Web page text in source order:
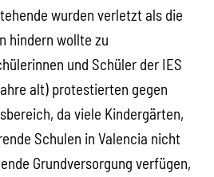
wurden verletzt als die
hindern wollte zu
und Schüler der IES
alt) protestierten gegen
da viele Kindergärten,
Schulen in Valencia nicht
Grundversorgung verfügen,